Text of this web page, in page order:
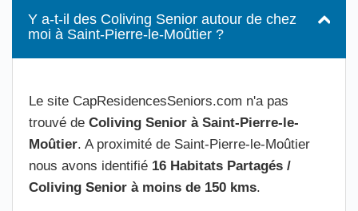
Y a-t-il des Coliving Senior autour de chez
moi à Saint-Pierre-le-Moûtier ?
Le site CapResidencesSeniors.com n'a pas
trouvé de Coliving Senior à Saint-Pierre-le-
Moûtier. A proximité de Saint-Pierre-le-Moûtier
nous avons identifié 16 Habitats Partagés /
Coliving Senior à moins de 150 kms.